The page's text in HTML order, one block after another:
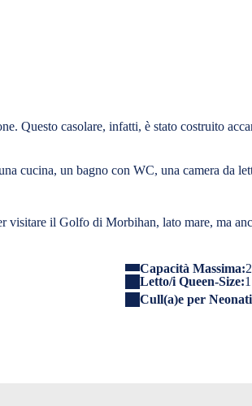
Questo casolare, infatti, è stato costruito
cucina, un bagno con WC, una camera da
il Golfo di Morbihan, lato mare, ma
Capacità Massima:2
Letto/i Queen-Size:1
Cull(a)e per